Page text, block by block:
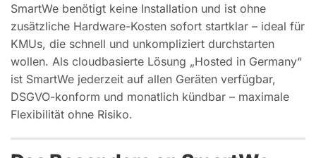
SmartWe benötigt keine Installation und ist ohne
zusätzliche Hardware-Kosten sofort startklar – ideal für
KMUs, die schnell und unkompliziert durchstarten
wollen. Als cloudbasierte Lösung „Hosted in Germany“
ist SmartWe jederzeit auf allen Geräten verfügbar,
DSGVO-konform und monatlich kündbar – maximale
Flexibilität ohne Risiko.